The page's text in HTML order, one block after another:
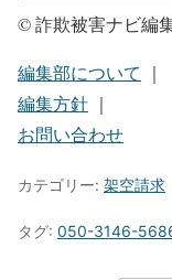
© 詐欺被害ナビ編
編集部について ｜
編集方針 ｜
お問い合わせ
カテゴリー: 架空請求
タグ: 050-3146-